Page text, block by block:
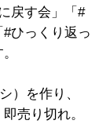
戻す会」「#
ひっくり返っ
）を作り、
売り切れ。